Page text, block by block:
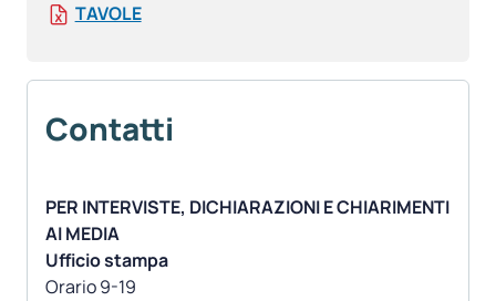
TAVOLE
Contatti
PER INTERVISTE, DICHIARAZIONI E CHIARIMENTI
AI MEDIA
Ufficio stampa
Orario 9-19